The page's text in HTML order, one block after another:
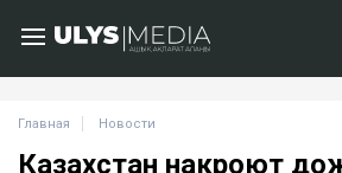
Главная Новости
Казахстан накроют